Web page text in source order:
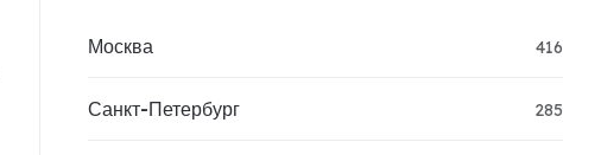
Москва 416
Санкт-Петербург 285